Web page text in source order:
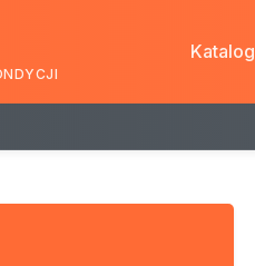
Katalog